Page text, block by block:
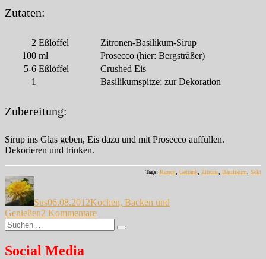
Zutaten:
2 Eßlöffel
Zitronen-Basilikum-Sirup
100 ml
Prosecco (hier: Bergsträßer)
5-6 Eßlöffel
Crushed Eis
1
Basilikumspitze; zur Dekoration
Zubereitung:
Sirup ins Glas geben, Eis dazu und mit Prosecco auffüllen.
Dekorieren und trinken.
Tags: Rezept Getränk Zitrone Basilikum Sekt
Autor
Sus06.08.2012Kochen, Backen und
Genießen2 Kommentarezu
auch,
Suche
nach:
Suchen
Social Media